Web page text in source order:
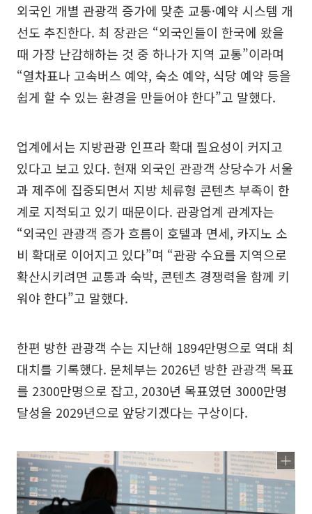
외국인 개별 관광객 증가에 맞춘 교통·예약 시스템 개
선도 추진한다. 최 장관은 “외국인들이 한국에 왔을
때 가장 난감해하는 것 중 하나가 지역 교통”이라며
“열차표나 고속버스 예약, 숙소 예약, 식당 예약 등을
쉽게 할 수 있는 환경을 만들어야 한다”고 말했다.
업계에서는 지방관광 인프라 확대 필요성이 커지고
있다고 보고 있다. 현재 외국인 관광객 상당수가 서울
과 제주에 집중되면서 지방 체류형 콘텐츠 부족이 한
계로 지적되고 있기 때문이다. 관광업계 관계자는
“외국인 관광객 증가 흐름이 호텔과 면세, 카지노 소
비 확대로 이어지고 있다”며 “관광 수요를 지역으로
확산시키려면 교통과 숙박, 콘텐츠 경쟁력을 함께 키
워야 한다”고 말했다.
한편 방한 관광객 수는 지난해 1894만명으로 역대 최
대치를 기록했다. 문체부는 2026년 방한 관광객 목표
를 2300만명으로 잡고, 2030년 목표였던 3000만명
달성을 2029년으로 앞당기겠다는 구상이다.